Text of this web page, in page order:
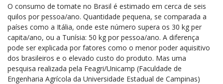
O consumo de tomate no Brasil é estimado em cerca de seis
quilos por pessoa/ano. Quantidade pequena, se comparada a
países como a Itália, onde este número supera os 30 kg per
capita/ano, ou a Tunísia: 50 kg por pessoa/ano. A diferença
pode ser explicada por fatores como o menor poder aquisitivo
dos brasileiros e o elevado custo do produto. Mas uma
pesquisa realizada pela Feagri/Unicamp (Faculdade de
Engenharia Agrícola da Universidade Estadual de Campinas)